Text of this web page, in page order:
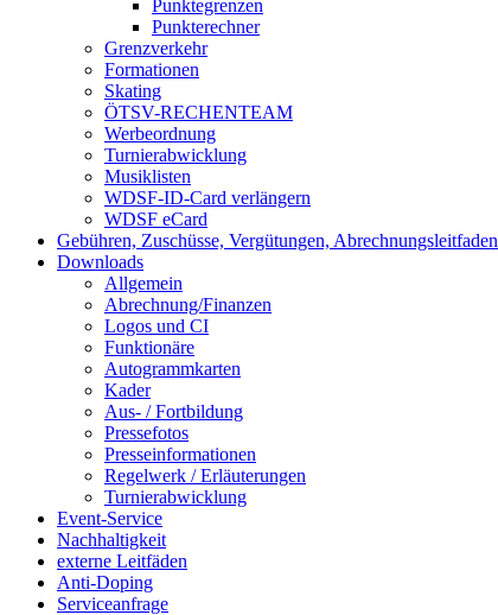
Punktegrenzen
Punkterechner
Grenzverkehr
Formationen
Skating
ÖTSV-RECHENTEAM
Werbeordnung
Turnierabwicklung
Musiklisten
WDSF-ID-Card verlängern
WDSF eCard
Gebühren, Zuschüsse, Vergütungen, Abrechnungsleitfaden
Downloads
Allgemein
Abrechnung/Finanzen
Logos und CI
Funktionäre
Autogrammkarten
Kader
Aus- / Fortbildung
Pressefotos
Presseinformationen
Regelwerk / Erläuterungen
Turnierabwicklung
Event-Service
Nachhaltigkeit
externe Leitfäden
Anti-Doping
Serviceanfrage